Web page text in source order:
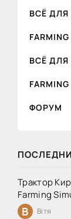
ВСЁ ДЛЯ
ВСЁ ДЛЯ
ФОРУМ
Трактор
Farming
В Вітя